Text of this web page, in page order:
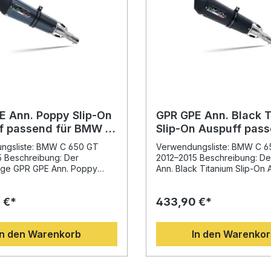
Ann. Poppy Slip-On
passend für BMW C
2015
BMW C 650 GT
Beschreibung: Der
GPR GPE Ann. Poppy
langjähriger Erfahrung im
Design ermöglicht er
Steigerung von
und Leistung, während
deutlich reduziert wird.
€*
den Warenkorb
GPR GPE Ann. Black
Slip-On Auspuff
BMW C 650 GT 2012-
Verwendungsliste: BMW C
2012–2015 Beschreibung:
Ann. Black Titanium Slip-On
präzise Verarbeitung und
langjährigen Erfahrung von
Motorrad-Weltmeisterschaft,
dieses Auspuffsystem
und Stil auf höchstem
433,90 €*
In den